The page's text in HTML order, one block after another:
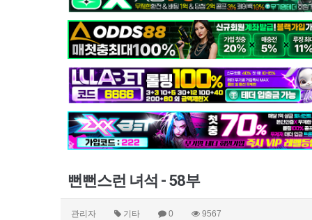
뻔뻔스런 녀석 - 58부
관리자 기타 0 9567